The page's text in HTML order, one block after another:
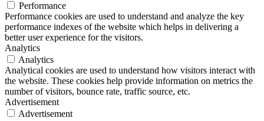
Performance
Performance cookies are used to understand and analyze the key
performance indexes of the website which helps in delivering a
better user experience for the visitors.
Analytics
Analytics
Analytical cookies are used to understand how visitors interact with
the website. These cookies help provide information on metrics the
number of visitors, bounce rate, traffic source, etc.
Advertisement
Advertisement